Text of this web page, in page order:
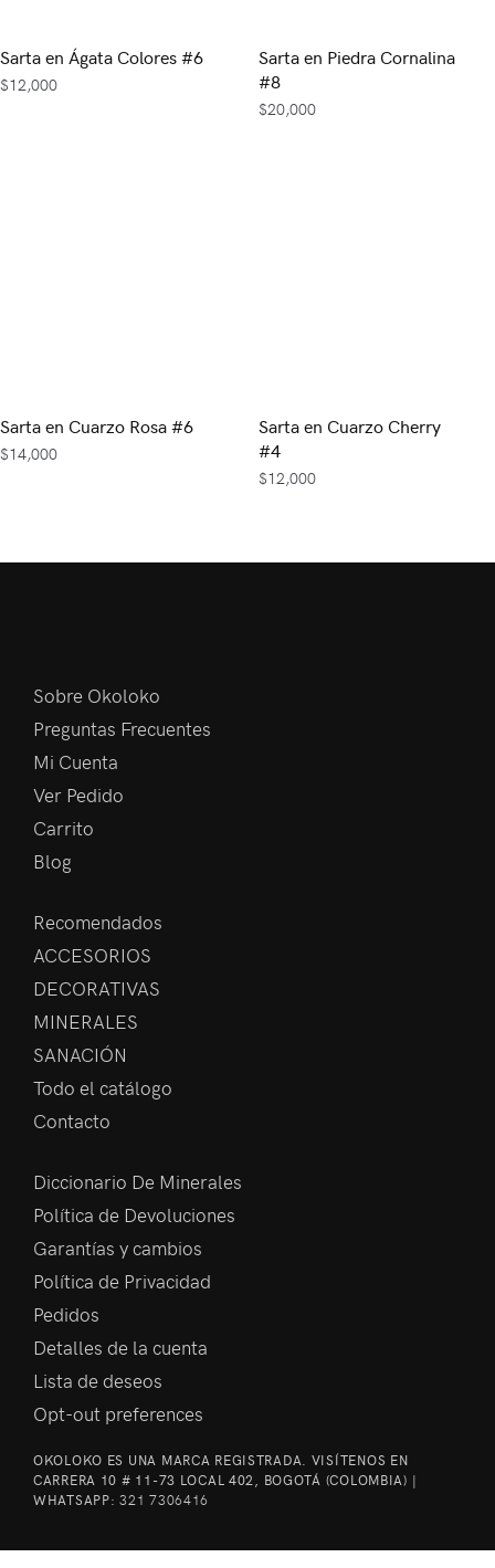
Sarta en Ágata Colores #6
$12,000
Sarta en Piedra Cornalina
#8
$20,000
Sarta en Cuarzo Rosa #6
$14,000
Sarta en Cuarzo Cherry
#4
$12,000
Sobre Okoloko
Preguntas Frecuentes
Mi Cuenta
Ver Pedido
Carrito
Blog
Recomendados
ACCESORIOS
DECORATIVAS
MINERALES
SANACIÓN
Todo el catálogo
Contacto
Diccionario De Minerales
Política de Devoluciones
Garantías y cambios
Política de Privacidad
Pedidos
Detalles de la cuenta
Lista de deseos
Opt-out preferences
OKOLOKO ES UNA MARCA REGISTRADA. VISÍTENOS EN
CARRERA 10 # 11-73 LOCAL 402, BOGOTÁ (COLOMBIA) |
WHATSAPP:321 7306416